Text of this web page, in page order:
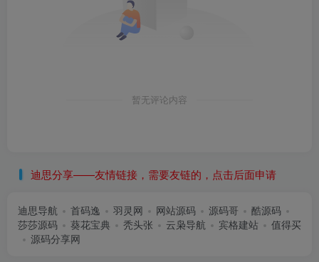
暂无评论内容
迪思分享——友情链接，需要友链的，点击后面申请
迪思导航 首码逸 羽灵网 网站源码 源码哥
酷源码
莎莎源码
葵花宝典 秃头张 云枭导航 宾格建站
值得买
源码分享网